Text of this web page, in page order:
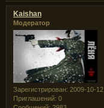
Kaishan
Модератор
Зарегистрирован: 2009-10-12
Приглашений: 0